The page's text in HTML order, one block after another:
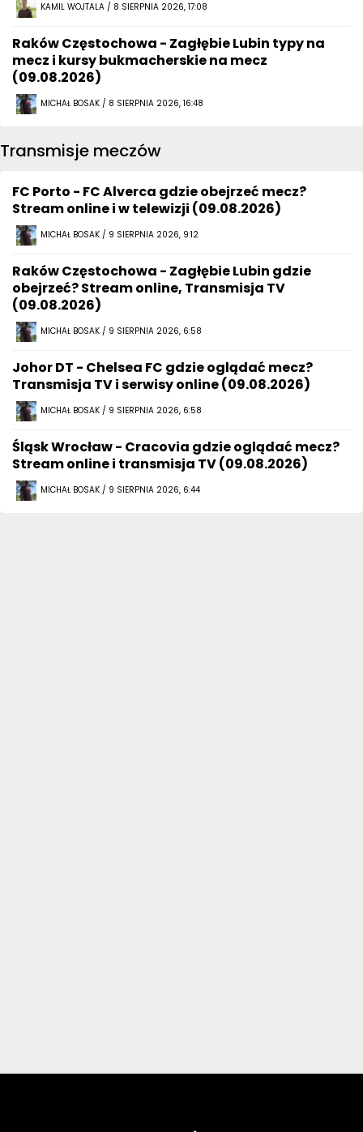
KAMIL WOJTALA / 8 SIERPNIA 2026, 17:08
Raków Częstochowa - Zagłębie Lubin typy na
mecz i kursy bukmacherskie na mecz
(09.08.2026)
MICHAŁ BOSAK / 8 SIERPNIA 2026, 16:48
Transmisje meczów
FC Porto - FC Alverca gdzie obejrzeć mecz?
Stream online i w telewizji (09.08.2026)
MICHAŁ BOSAK / 9 SIERPNIA 2026, 9:12
Raków Częstochowa - Zagłębie Lubin gdzie
obejrzeć? Stream online, Transmisja TV
(09.08.2026)
MICHAŁ BOSAK / 9 SIERPNIA 2026, 6:58
Johor DT - Chelsea FC gdzie oglądać mecz?
Transmisja TV i serwisy online (09.08.2026)
MICHAŁ BOSAK / 9 SIERPNIA 2026, 6:58
Śląsk Wrocław - Cracovia gdzie oglądać mecz?
Stream online i transmisja TV (09.08.2026)
MICHAŁ BOSAK / 9 SIERPNIA 2026, 6:44